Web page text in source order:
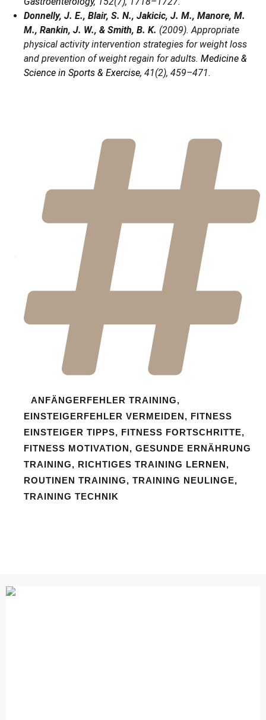
Donnelly, J. E., Blair, S. N., Jakicic, J. M., Manore, M.
M., Rankin, J. W., & Smith, B. K. (2009). Appropriate
physical activity intervention strategies for weight loss
and prevention of weight regain for adults. Medicine &
Science in Sports & Exercise, 41(2), 459–471.
ANFÄNGERFEHLER TRAINING,
EINSTEIGERFEHLER VERMEIDEN, FITNESS
EINSTEIGER TIPPS, FITNESS FORTSCHRITTE,
FITNESS MOTIVATION, GESUNDE ERNÄHRUNG
TRAINING, RICHTIGES TRAINING LERNEN,
ROUTINEN TRAINING, TRAINING NEULINGE,
TRAINING TECHNIK